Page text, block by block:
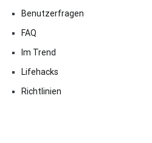
Benutzerfragen
FAQ
Im Trend
Lifehacks
Richtlinien